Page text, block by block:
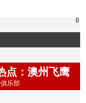
0
点：澳州飞鹰
乐部